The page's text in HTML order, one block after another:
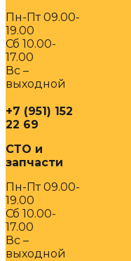
Пн-Пт 09.00-
19.00
Сб 10.00-
17.00
Вс –
выходной
+7 (951) 152
22 69
СТО и
запчасти
Пн-Пт 09.00-
19.00
Сб 10.00-
17.00
Вс –
выходной